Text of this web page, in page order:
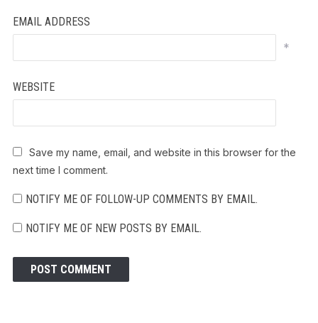
EMAIL ADDRESS
*
WEBSITE
Save my name, email, and website in this browser for the
next time I comment.
NOTIFY ME OF FOLLOW-UP COMMENTS BY EMAIL.
NOTIFY ME OF NEW POSTS BY EMAIL.